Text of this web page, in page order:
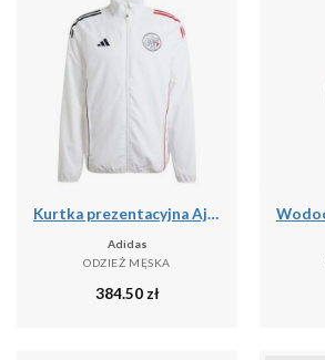
Kurtka prezentacyjna Ajax Amsterdam 2025/26
Adidas
ODZIEŻ MĘSKA
384.50 zł